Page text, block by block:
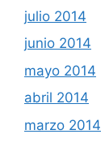
julio 2014
junio 2014
mayo 2014
abril 2014
marzo 2014